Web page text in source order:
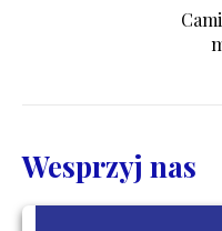
Wesprzyj nas